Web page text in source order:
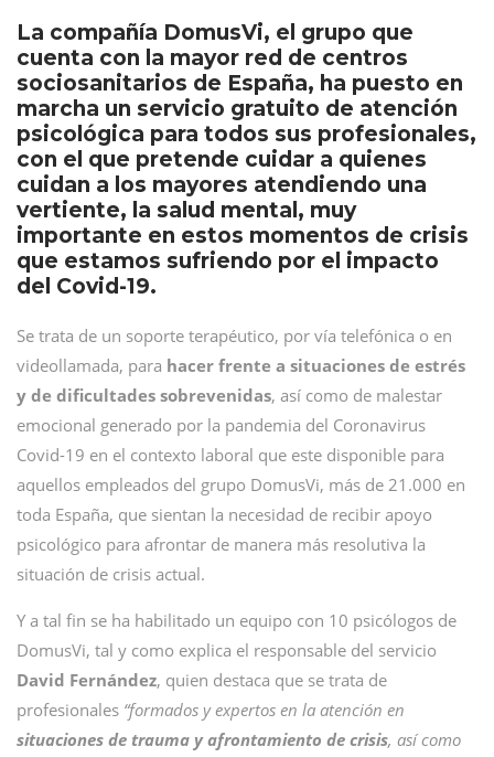
La compañía DomusVi, el grupo que
cuenta con la mayor red de centros
sociosanitarios de España, ha puesto en
marcha un servicio gratuito de atención
psicológica para todos sus profesionales,
con el que pretende cuidar a quienes
cuidan a los mayores atendiendo una
vertiente, la salud mental, muy
importante en estos momentos de crisis
que estamos sufriendo por el impacto
del Covid-19.
Se trata de un soporte terapéutico, por vía telefónica o en
videollamada, para hacer frente a situaciones de estrés
y de dificultades sobrevenidas, así como de malestar
emocional generado por la pandemia del Coronavirus
Covid-19 en el contexto laboral que este disponible para
aquellos empleados del grupo DomusVi, más de 21.000 en
toda España, que sientan la necesidad de recibir apoyo
psicológico para afrontar de manera más resolutiva la
situación de crisis actual.
Y a tal fin se ha habilitado un equipo con 10 psicólogos de
DomusVi, tal y como explica el responsable del servicio
David Fernández, quien destaca que se trata de
profesionales “formados y expertos en la atención en
situaciones de trauma y afrontamiento de crisis, así como